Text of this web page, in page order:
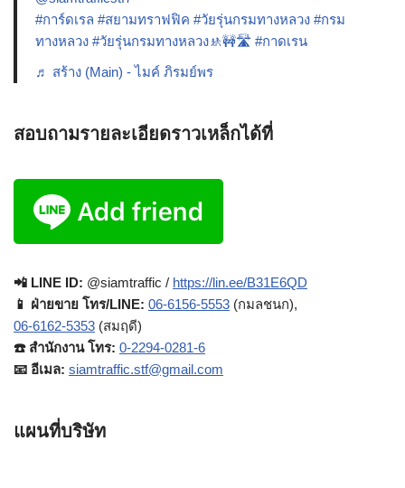
#การ์ดเรล #สยามทราฟฟิค #วัยรุ่นกรมทางหลวง #กรม
ทางหลวง #วัยรุ่นกรมทางหลวง🚸🚧🛣️ #กาดเรน
♬ สร้าง (Main) - ไมค์ ภิรมย์พร
สอบถามรายละเอียดราวเหล็กได้ที่
📲 LINE ID: @siamtraffic / https://lin.ee/B31E6QD
📱 ฝ่ายขาย โทร/LINE: 06-6156-5553 (กมลชนก),
06-6162-5353 (สมฤดี)
☎️ สำนักงาน โทร: 0-2294-0281-6
📧 อีเมล: siamtraffic.stf@gmail.com
แผนที่บริษัท